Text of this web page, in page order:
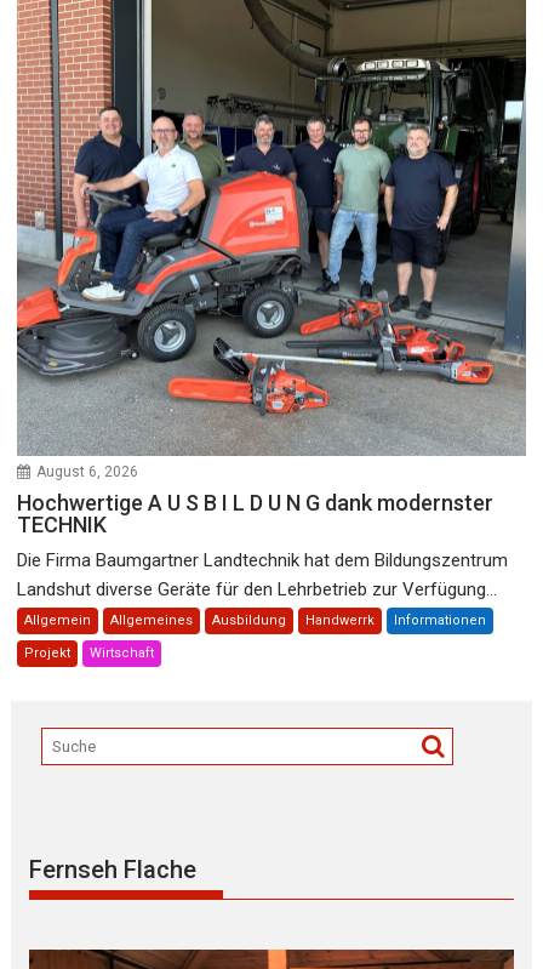
August 6, 2026
Hochwertige A U S B I L D U N G dank modernster
TECHNIK
Die Firma Baumgartner Landtechnik hat dem Bildungszentrum
Landshut diverse Geräte für den Lehrbetrieb zur Verfügung...
Allgemein Allgemeines Ausbildung Handwerrk Informationen
Projekt Wirtschaft
Fernseh Flache